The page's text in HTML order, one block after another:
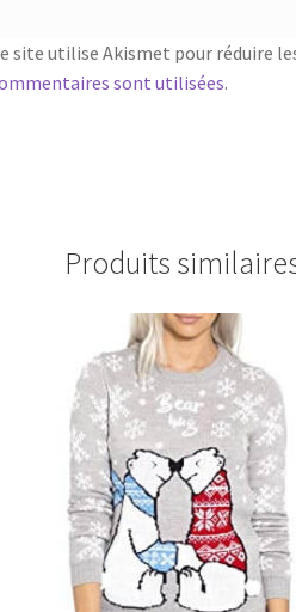
site utilise Akismet pour réduire
sont utilisées.
Produits